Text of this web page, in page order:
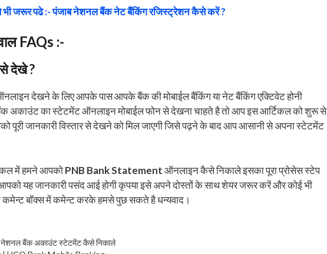
भी जरूर पढे :- पंजाब नेशनल बैंक नेट बैंकिंग रजिस्ट्रेशन कैसे करें ?
FAQs :-
देखे ?
देखने के लिए आपके पास आपके बैंक की मोबाईल बैंकिंग या नेट बैंकिंग एक्टिवेट होनी
अकाउंट का स्टेटमेंट ऑनलाइन मोबाईल फोन से देखना चाहते है तो आप इस आर्टिकल को शुरू से
जानकारी विस्तार से देखने को मिल जाएगी जिसे पढ़ने के बाद आप आसानी से अपना स्टेटमेंट
में हमने आपकोPNB Bank Statementऑनलाइन कैसे निकाले इसका पूरा प्रोसेस स्टेप
आपको यह जानकारी पसंद आई होगी कृपया इसे अपने दोस्तों के साथ शेयर जरूर करें और कोई भी
बॉक्स में कमेन्ट करके हमसे पुछ सकते है धन्यवाद।
नेशनल बैंक अकाउंट स्टेटमेंट कैसे निकाले